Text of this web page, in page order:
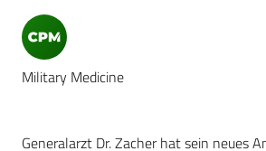
Military Medicine
Generalarzt Dr. Zacher hat sein neues